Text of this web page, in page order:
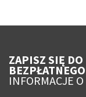
ZAPISZ SIĘ DO
INFORMACJE